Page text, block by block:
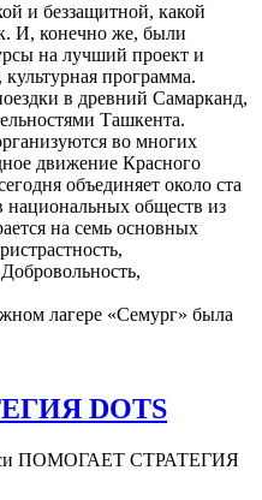
и беззащитной, какой
И, конечно же, были
на лучший проект и
программа.
в древний Самарканд,
Ташкента.
во многих
движение Красного
объединяет около ста
национальных обществ из
на семь основных
лагере «Семург» была
DOTS
ПОМОГАЕТ СТРАТЕГИЯ